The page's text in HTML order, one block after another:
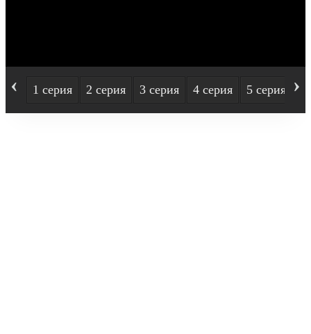
‹ 1 серия 2 серия 3 серия 4 серия 5 серия ›